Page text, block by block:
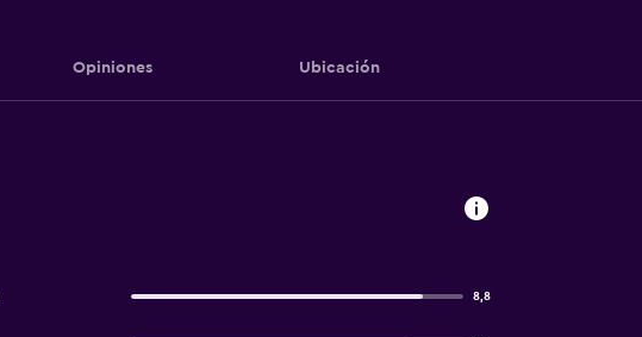
Opiniones Ubicación
8,8